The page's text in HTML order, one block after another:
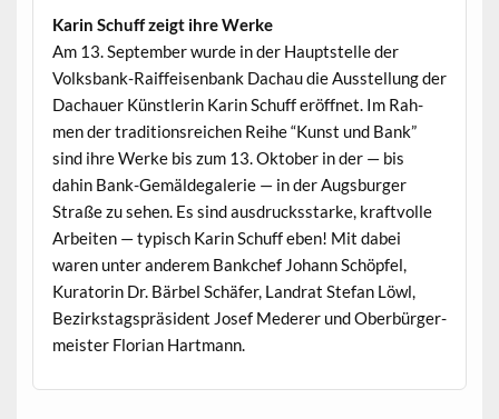
Karin Schuff zeigt ihre Werke
Am 13. Sep­tem­ber wurde in der Haupt­stelle der
Volks­bank-Raif­feisen­bank Dachau die Ausstel­lung der
Dachauer Kün­st­lerin Karin Schuff eröffnet. Im Rah­
men der tra­di­tion­sre­ichen Rei­he “Kun­st und Bank”
sind ihre Werke bis zum 13. Okto­ber in der — bis
dahin Bank-Gemälde­ga­lerie — in der Augs­burg­er
Straße zu sehen. Es sind aus­drucksstarke, kraftvolle
Arbeit­en — typ­isch Karin Schuff eben! Mit dabei
waren unter anderem Bankchef Johann Schöpfel,
Kura­torin Dr. Bär­bel Schäfer, Lan­drat Ste­fan Löwl,
Bezirk­stagspräsi­dent Josef Med­er­er und Ober­bürg­er­
meis­ter Flo­ri­an Hartmann.